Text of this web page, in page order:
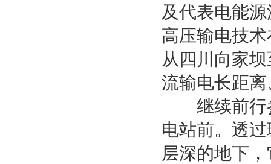
及代表电能
高压输电技
从四川向家
流输电长距
继续前行参
电站前。透
层深的地下